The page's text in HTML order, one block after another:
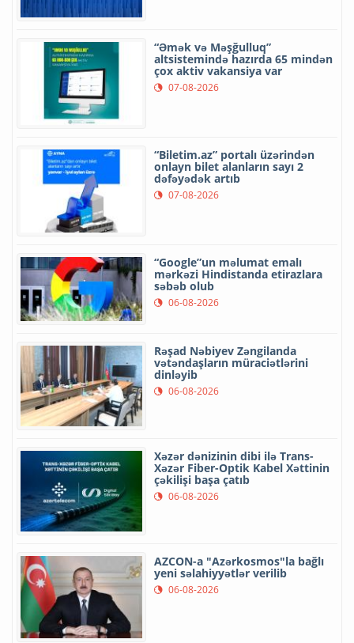
“Əmək və Məşğulluq”
altsistemində hazırda 65 mindən
çox aktiv vakansiya var
07-08-2026
“Biletim.az” portalı üzərindən
onlayn bilet alanların sayı 2
dəfəyədək artıb
07-08-2026
“Google”un məlumat emalı
mərkəzi Hindistanda etirazlara
səbəb olub
06-08-2026
Rəşad Nəbiyev Zəngilanda
vətəndaşların müraciətlərini
dinləyib
06-08-2026
Xəzər dənizinin dibi ilə Trans-
Xəzər Fiber-Optik Kabel Xəttinin
çəkilişi başa çatıb
06-08-2026
AZCON-a "Azərkosmos"la bağlı
yeni səlahiyyətlər verilib
06-08-2026